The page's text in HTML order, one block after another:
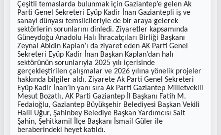
Çeşitli temaslarda bulunmak için Gaziantep’e gelen Ak
Parti Genel Sekreteri Eyüp Kadir İnan Gaziantepli iş ve
sanayi dünyası temsilcileriyle de bir araya gelerek
sektörlerin sorunlarını dinledi. Ziyaretler kapsamında
Güneydoğu Anadolu Halı İhracatçıları Birliği Başkanı
Zeynal Abidin Kaplan’ı da ziyaret eden AK Parti Genel
Sekreteri Eyüp Kadir İnan Başkan Kaplan’dan halı
sektörünün sorunlarıyla 2025 yılı içerisinde
gerçekleştirilen çalışmalar ve 2026 yılına yönelik projeler
hakkında bilgiler aldı. Ziyarete Ak Parti Genel Sekreteri
Eyüp Kadir İnan’in yanı sıra Ak Parti Gaziantep Milletvekili
Mesut Bozatlı, AK Parti Gaziantep İl Başkanı Fatih M.
Fedaioğlu, Gaziantep Büyükşehir Belediyesi Başkan Vekili
Halil Uğur, Şahinbey Belediye Başkan Yardımcısı Sait
Şahin, Şehitkamil İlçe Başkanı İsmail Güler ile
beraberindeki heyet katıldı.